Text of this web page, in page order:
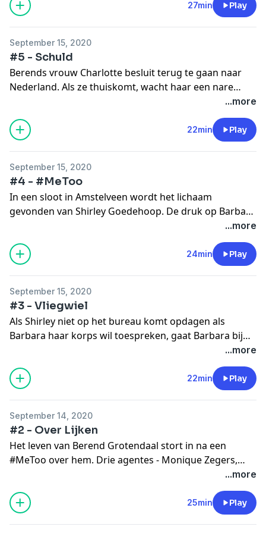
Grotendaal wil verhaal halen bij de vrouwen die
Berends naam hebben bezoedeld. Wraak is een
ondersteuning van het NPO-fonds.
27min Play
September 15, 2020
#5 - Schuld
Berends vrouw Charlotte besluit terug te gaan naar
Nederland. Als ze thuiskomt, wacht haar een nare
verrassing. Barbara Schaaf weigert zich schuldig te
voelen over het lot van Grotendaal, maar Josefien
maakt haar duidelijk dat door Barbara’s lek naar de
krant, Grotendaals 'downfall' in gang is gezet. Wraak is
ondersteuning van het NPO-fonds.
...more
22min Play
September 15, 2020
#4 - #MeToo
In een sloot in Amstelveen wordt het lichaam
gevonden van Shirley Goedehoop. De druk op Barbara
maanden eerder besluit Josefien, Barbara’s geheime
bron, alsnog aangifte te doen van seksueel
overschrijdend gedrag. Het is de nekslag voor
AVROTROS, met ondersteuning van het NPO-fonds.
...more
24min Play
September 15, 2020
#3 - Vliegwiel
Als Shirley niet op het bureau komt opdagen als
Barbara haar korps wil toespreken, gaat Barbara bij
Shirley langs. Een paar maanden eerder is Barbara
Schaaf als korpschef geïnstalleerd. Ondertussen komt
het ene na het andere smeuïge verhaal over Berend
Grotendaal naar buiten. Zijn vrouw kan de schande
Wraak is een podcast van NPO Radio 1 en AVROTROS,
met ondersteuning van het NPO-fonds.
...more
22min Play
September 14, 2020
#2 - Over Lijken
Het leven van Berend Grotendaal stort in na een
#MeToo over hem. Drie agentes - Monique Zegers,
Hatice Polat en Shirley Goedehoop - stappen met deels
verzonnen verhalen naar Bureau Integriteit, bang om
een man als hem als chef te krijgen. Grotendaal is
daarmee uit de race en Barbara krijgt de baan waar ze
...more
25min Play